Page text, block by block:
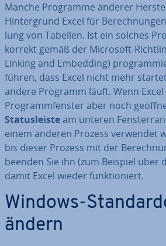
Manche Programme anderer
Hin­ter­grund Excel für
lung von Tabellen. Ist ein solches
korrekt gemäß der Microsoft-
Linking and Embedding)
führen, dass Excel nicht mehr
andere Programm läuft. Wenn
Pro­gramm­fens­ter aber noch
Sta­tus­leis­team unteren
einem anderen Prozess verwendet
bis dieser Prozess mit der
beenden Sie ihn (zum Beispiel über
damit Excel wieder funk­tio­niert.
Windows-
ändern